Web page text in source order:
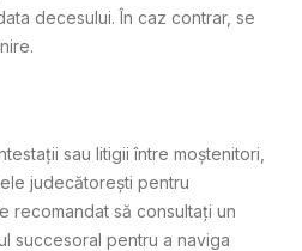
decesului. În caz contrar, se
sau litigii între moștenitori,
judecătorești pentru
recomandat să consultați un
succesoral pentru a naviga